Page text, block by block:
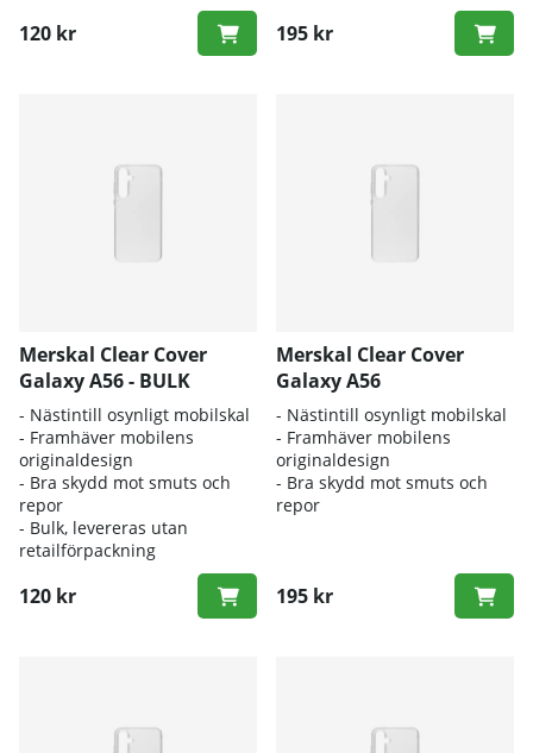
120 kr 195 kr
Merskal Clear Cover
Galaxy A56 - BULK
- Nästintill osynligt mobilskal
- Framhäver mobilens
originaldesign
- Bra skydd mot smuts och
repor
- Bulk, levereras utan
retailförpackning
120 kr
Merskal Clear Cover
Galaxy A56
- Nästintill osynligt mobilskal
- Framhäver mobilens
originaldesign
- Bra skydd mot smuts och
repor
195 kr